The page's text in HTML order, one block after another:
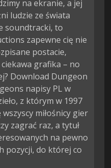
na ekranie, a jej
ludzie ze świata
soundtracki, to
zapewne cię nie
postacie,
grafika – no
Download Dungeon
napisy PL w
z którym w 1997
miłośnicy gier
zagrać raz, a tytuł
na pewno
pozycji, do której co